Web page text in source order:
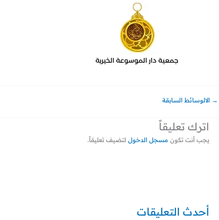
أحدث التعليقات
→ الالوسائط السابقة
اترك تعليقاً
يجب أنت تكون مسجل الدخول لتضيف تعليقاً.